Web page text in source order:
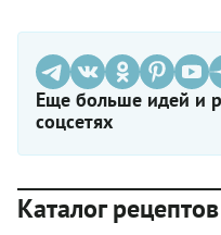
Еще больше идей и
соцсетях
Каталог рецептов